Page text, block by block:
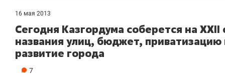
16 мая 2013
Сегодня Казгордума соберется на
названия улиц, бюджет,
развитие города
7